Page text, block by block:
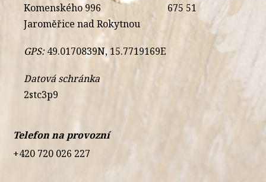
Komenského 996 675 51
Jaroměřice nad Rokytnou
GPS:49.0170839N, 15.7719169E
Datová schránka
2stc3p9
Telefon na provozní
+420 720 026 227